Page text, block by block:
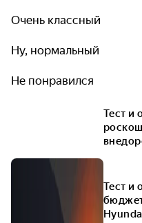
Очень классный
Ну, нормальный
Не понравился
Тест и
Тест и